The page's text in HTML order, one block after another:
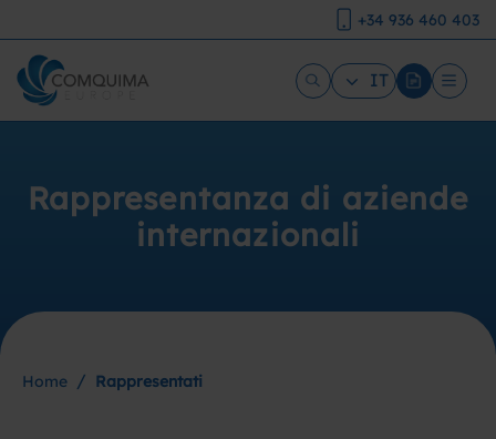
+34 936 460 403
IT
Rappresentanza di aziende
internazionali
Home / Rappresentati